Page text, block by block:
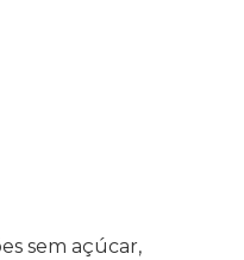
sem açúcar,